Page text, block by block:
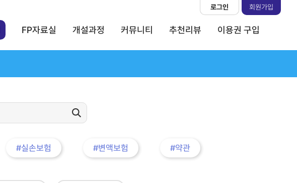
FP자료실 개설과정 커뮤니티 추천리뷰 이용권 구입
로그인 회원가입
#실손보험 #변액보험 #약관